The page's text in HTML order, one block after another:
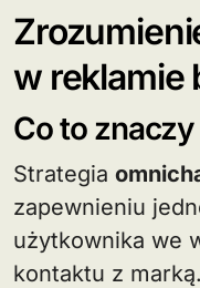
w reklamie
Co to znaczy
Strategia
zapewnieniu
użytkownika we
kontaktu z